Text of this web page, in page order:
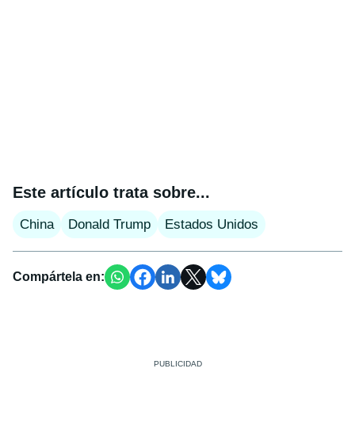
Este artículo trata sobre...
China Donald Trump Estados Unidos
Compártela en: